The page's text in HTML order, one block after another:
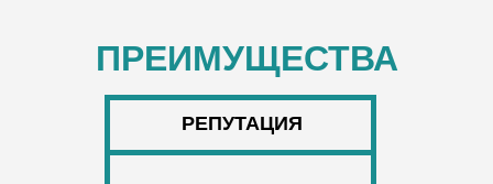
ПРЕИМУЩЕСТВА
РЕПУТАЦИЯ